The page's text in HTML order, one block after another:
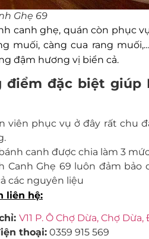
Ghẹ 69
canh ghẹ, quán còn phục
muối, càng cua rang
đậm hương vị biển cả.
điểm đặc biệt giúp
viên phục vụ ở đây rất chu
canh được chia làm 3
Canh Ghẹ 69 luôn đảm
các nguyên liệu
liên hệ:
V11 P. Ô Chợ Dừa, Chợ
thoại: 0359 915 569